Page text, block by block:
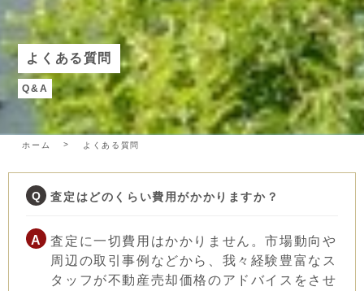
よくある質問
Q&A
ホーム よくある質問
査定はどのくらい費用がかかりますか？
査定に一切費用はかかりません。市場動向や
周辺の取引事例などから、我々経験豊富なス
タッフが不動産売却価格のアドバイスをさせ